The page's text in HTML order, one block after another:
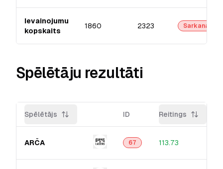
Ievainojumu
kopskaits
1860 2323 Sarkanā
Spēlētāju rezultāti
Spēlētājs ID Reitings
ARČA 67 113.73